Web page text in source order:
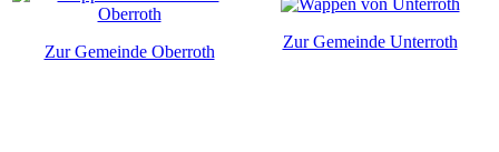
Zur Gemeinde Oberroth
Zur Gemeinde Unterroth